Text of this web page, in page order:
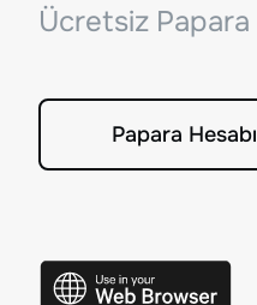
Ücretsiz Papara
Papara